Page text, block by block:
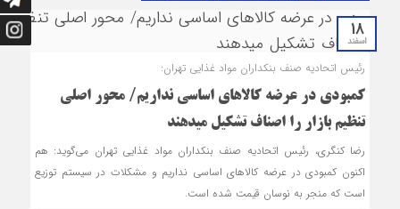
18
اسفند
رئیس اتحادیه صنف بنکداران مواد غذایی تهران:
کمبودی در عرضه کالاهای اساسی نداریم/ محور اصلی
تنظیم بازار را اصناف تشکیل می‎دهند
رضا کنگری، رئیس اتحادیه صنف بنکداران مواد غذایی تهران می‌گوید: هم
اکنون کمبودی در عرضه کالا‌های اساسی نداریم و مشکلات در سیستم توزیع
است که منجر به نوسان قیمت شده است.